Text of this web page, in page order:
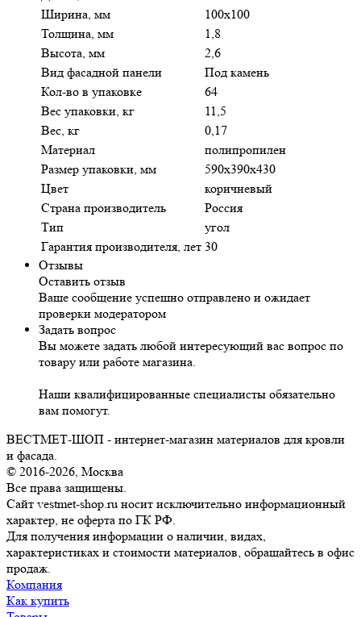
Ширина, мм
100х100
Толщина, мм
1,8
Высота, мм
2,6
Вид фасадной панели
Под камень
Кол-во в упаковке
64
Вес упаковки, кг
11,5
Вес, кг
0,17
Материал
полипропилен
Размер упаковки, мм
590х390х430
Цвет
коричневый
Страна производитель
Россия
Тип
угол
Гарантия производителя, лет 30
Отзывы
Оставить отзыв
Ваше сообщение успешно отправлено и ожидает
проверки модератором
Задать вопрос
Вы можете задать любой интересующий вас вопрос по
товару или работе магазина.
Наши квалифицированные специалисты обязательно
вам помогут.
ВЕСТМЕТ-ШОП - интернет-магазин материалов для кровли
и фасада.
© 2016-2026, Москва
Все права защищены.
Сайт vestmet-shop.ru носит исключительно информационный
характер, не оферта по ГК РФ.
Для получения информации о наличии, видах,
характеристиках и стоимости материалов, обращайтесь в офис
продаж.
Компания
Как купить